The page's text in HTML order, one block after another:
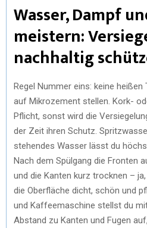
Wasser, Dampf
meistern:
nachhaltig
Regel Nummer eins: keine
auf Mikrozement stellen. Kork-
Pflicht, sonst wird die
der Zeit ihren Schutz.
stehendes Wasser lässt du
Nach dem Spülgang die Fronten
und die Kanten kurz trocknen –
die Oberfläche dicht, schön und
und Kaffeemaschine stellst du
Abstand zu Kanten und Fugen